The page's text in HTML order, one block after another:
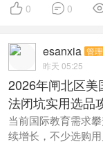
 0  0
esanxia 管
昨天 05:25
2026年闸北区
法闭坑实用选品
当前国际教育需求
续增长，不少选购